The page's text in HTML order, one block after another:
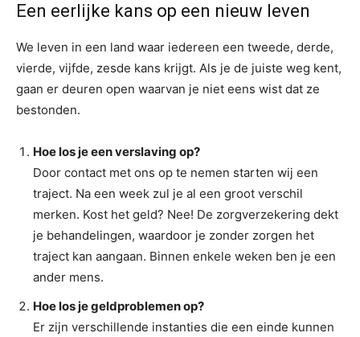
Een eerlijke kans op een nieuw leven
We leven in een land waar iedereen een tweede, derde,
vierde, vijfde, zesde kans krijgt. Als je de juiste weg kent,
gaan er deuren open waarvan je niet eens wist dat ze
bestonden.
Hoe los je een verslaving op?
Door contact met ons op te nemen starten wij een
traject. Na een week zul je al een groot verschil
merken. Kost het geld? Nee! De zorgverzekering dekt
je behandelingen, waardoor je zonder zorgen het
traject kan aangaan. Binnen enkele weken ben je een
ander mens.
Hoe los je geldproblemen op?
Er zijn verschillende instanties die een einde kunnen